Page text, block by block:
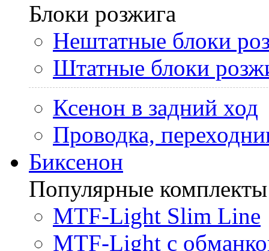
Блоки розжига
Нештатные блоки
Штатные блоки
Ксенон в задний ход
Проводка,
Биксенон
Популярные комплекты
MTF-Light Slim Line
MTF-Light с